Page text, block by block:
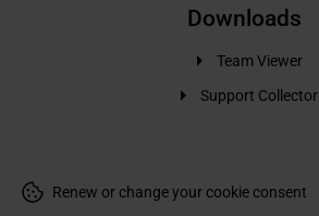
Downloads
Team Viewer
Support Collector
Renew or change your cookie consent